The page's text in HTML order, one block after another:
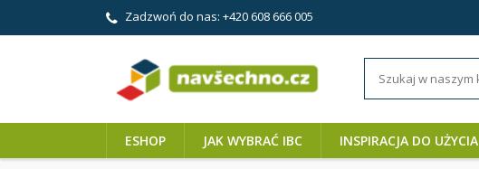
Zadzwoń do nas: +420 608 666 005
ESHOP JAK WYBRAĆ IBC INSPIRACJA DO UŻYCIA